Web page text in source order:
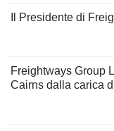
Il Presidente di
Freightways Group
Cairns dalla carica